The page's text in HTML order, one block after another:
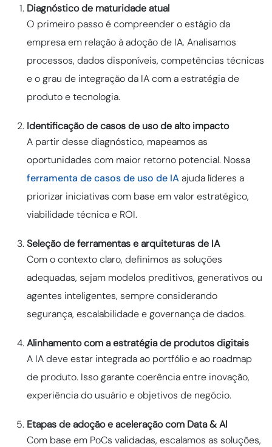
Diagnóstico de maturidade atual
O primeiro passo é compreender o estágio da
empresa em relação à adoção de IA. Analisamos
processos, dados disponíveis, competências técnicas
e o grau de integração da IA com a estratégia de
produto e tecnologia.
Identificação de casos de uso de alto impacto
A partir desse diagnóstico, mapeamos as
oportunidades com maior retorno potencial. Nossa
ferramenta de casos de uso de IAajuda líderes a
priorizar iniciativas com base em valor estratégico,
viabilidade técnica e ROI.
Seleção de ferramentas e arquiteturas de IA
Com o contexto claro, definimos as soluções
adequadas, sejam modelos preditivos, generativos ou
agentes inteligentes, sempre considerando
segurança, escalabilidade e governança de dados.
Alinhamento com a estratégia de produtos digitais
A IA deve estar integrada ao portfólio e ao roadmap
de produto. Isso garante coerência entre inovação,
experiência do usuário e objetivos de negócio.
Etapas de adoção e aceleração com Data & AI
Com base em PoCs validadas, escalamos as soluções,